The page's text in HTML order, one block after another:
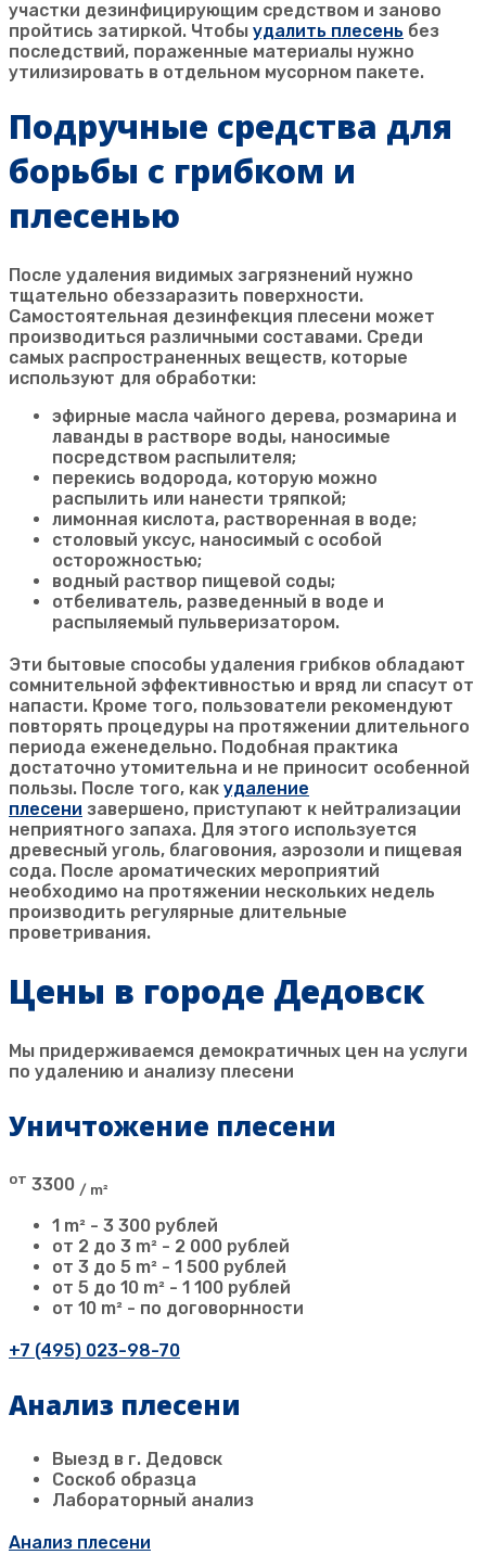
участки дезинфицирующим средством и заново
пройтись затиркой. Чтобы удалить плесень без
последствий, пораженные материалы нужно
утилизировать в отдельном мусорном пакете.
Подручные средства для
борьбы с грибком и
плесенью
После удаления видимых загрязнений нужно
тщательно обеззаразить поверхности.
Самостоятельная дезинфекция плесени может
производиться различными составами. Среди
самых распространенных веществ, которые
используют для обработки:
эфирные масла чайного дерева, розмарина и
лаванды в растворе воды, наносимые
посредством распылителя;
перекись водорода, которую можно
распылить или нанести тряпкой;
лимонная кислота, растворенная в воде;
столовый уксус, наносимый с особой
осторожностью;
водный раствор пищевой соды;
отбеливатель, разведенный в воде и
распыляемый пульверизатором.
Эти бытовые способы удаления грибков обладают
сомнительной эффективностью и вряд ли спасут от
напасти. Кроме того, пользователи рекомендуют
повторять процедуры на протяжении длительного
периода еженедельно. Подобная практика
достаточно утомительна и не приносит особенной
пользы. После того, как удаление
плесени завершено, приступают к нейтрализации
неприятного запаха. Для этого используется
древесный уголь, благовония, аэрозоли и пищевая
сода. После ароматических мероприятий
необходимо на протяжении нескольких недель
производить регулярные длительные
проветривания.
Цены в городе Дедовск
Мы придерживаемся демократичных цен на услуги
по удалению и анализу плесени
Уничтожение плесени
от 3300 / m²
1 m² - 3 300 рублей
от 2 до 3 m² - 2 000 рублей
от 3 до 5 m² - 1 500 рублей
от 5 до 10 m² - 1 100 рублей
от 10 m² - по договорнности
+7 (495) 023-98-70
Анализ плесени
Выезд в г. Дедовск
Соскоб образца
Лабораторный анализ
Анализ плесени